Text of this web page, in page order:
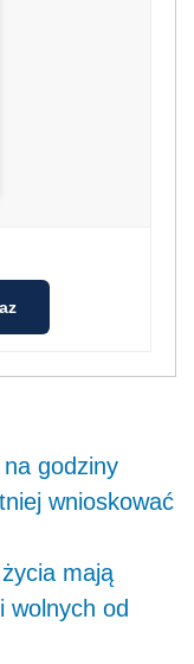
godziny
wnioskować
mają
wolnych od